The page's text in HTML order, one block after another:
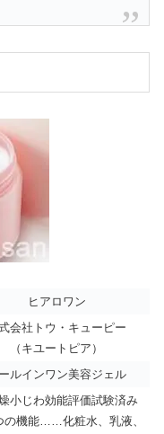
ヒアロワン
会社トウ・キューピー
（キユートピア）
ルインワン美容ジェル
小じわ効能評価試験済み
の機能……化粧水、乳液、